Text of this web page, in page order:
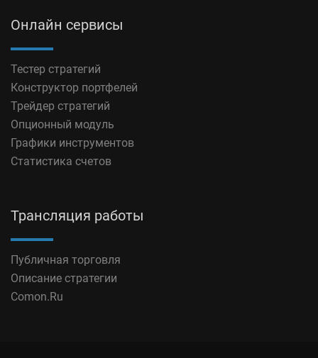
Онлайн сервисы
Тестер стратегий
Конструктор портфелей
Трейдер стратегий
Опционный модуль
Графики инструментов
Статистика счетов
Трансляция работы
Публичная торговля
Описание стратегии
Comon.Ru